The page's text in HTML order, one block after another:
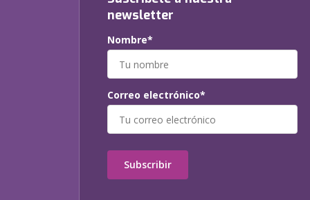
newsletter
Nombre*
Correo electrónico*
Subscribir